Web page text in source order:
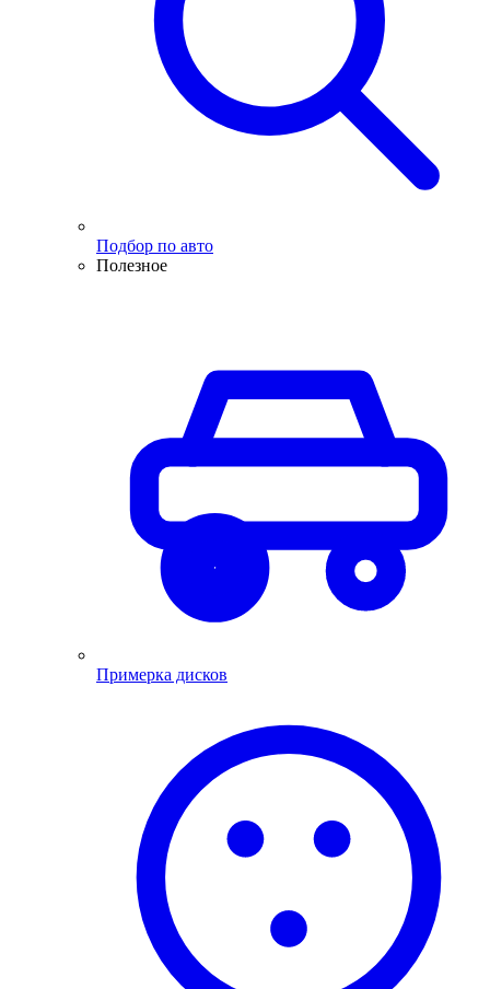
Подбор по авто
Полезное
Примерка дисков